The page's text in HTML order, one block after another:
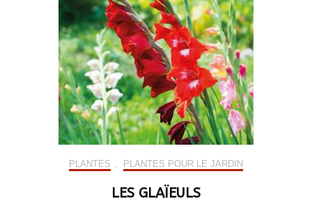
PLANTES , PLANTES POUR LE JARDIN
LES GLAÏEULS